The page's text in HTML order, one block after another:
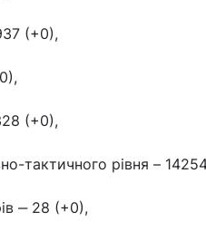
(+0),
(+0),
тактичного рівня –
‒ 28 (+0),